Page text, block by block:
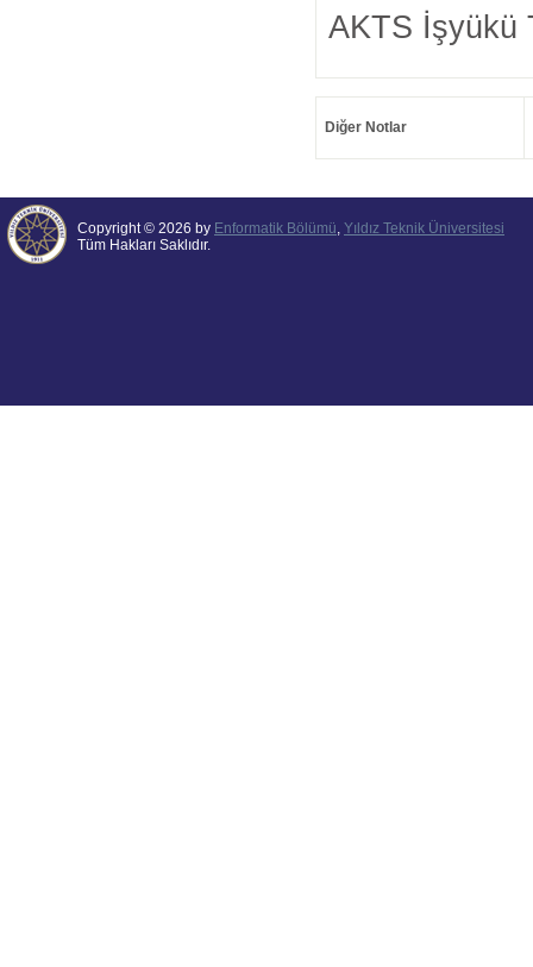
AKTS İşyükü
Diğer Notlar
Copyright © 2026 by Enformatik Bölümü, Yıldız Teknik Üniversitesi
Tüm Hakları Saklıdır.